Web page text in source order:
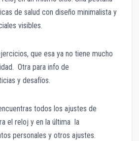
de salud con diseño minimalista y
visibles.
que esa ya no tiene mucho
Otra para info de
y desafíos.
todos los ajustes de
el reloj y en la última la
personales y otros ajustes.